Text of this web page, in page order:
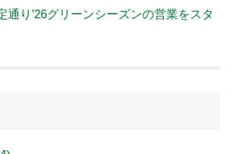
通り’26グリーンシーズンの営業をスタ